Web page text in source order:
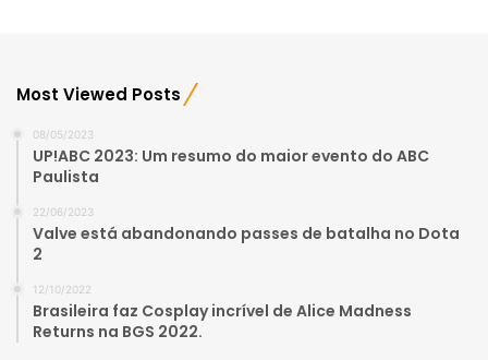
Most Viewed Posts
08/05/2023
UP!ABC 2023: Um resumo do maior evento do ABC
Paulista
22/06/2023
Valve está abandonando passes de batalha no Dota
2
12/10/2022
Brasileira faz Cosplay incrível de Alice Madness
Returns na BGS 2022.